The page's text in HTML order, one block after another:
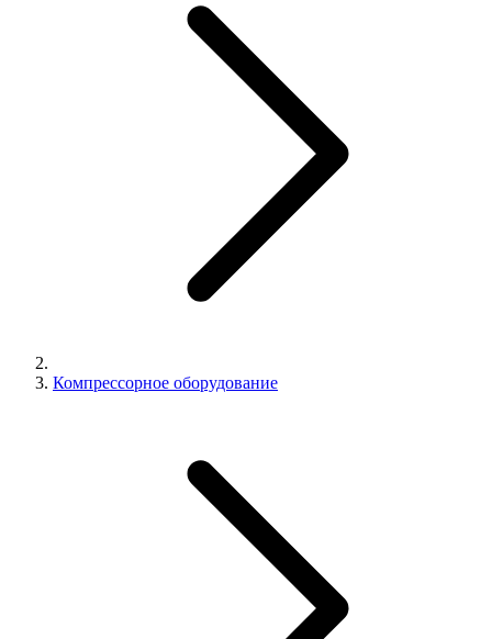
Компрессорное оборудование